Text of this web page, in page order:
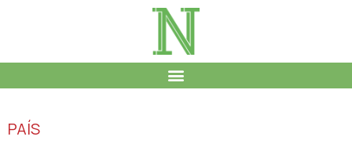
PAÍS